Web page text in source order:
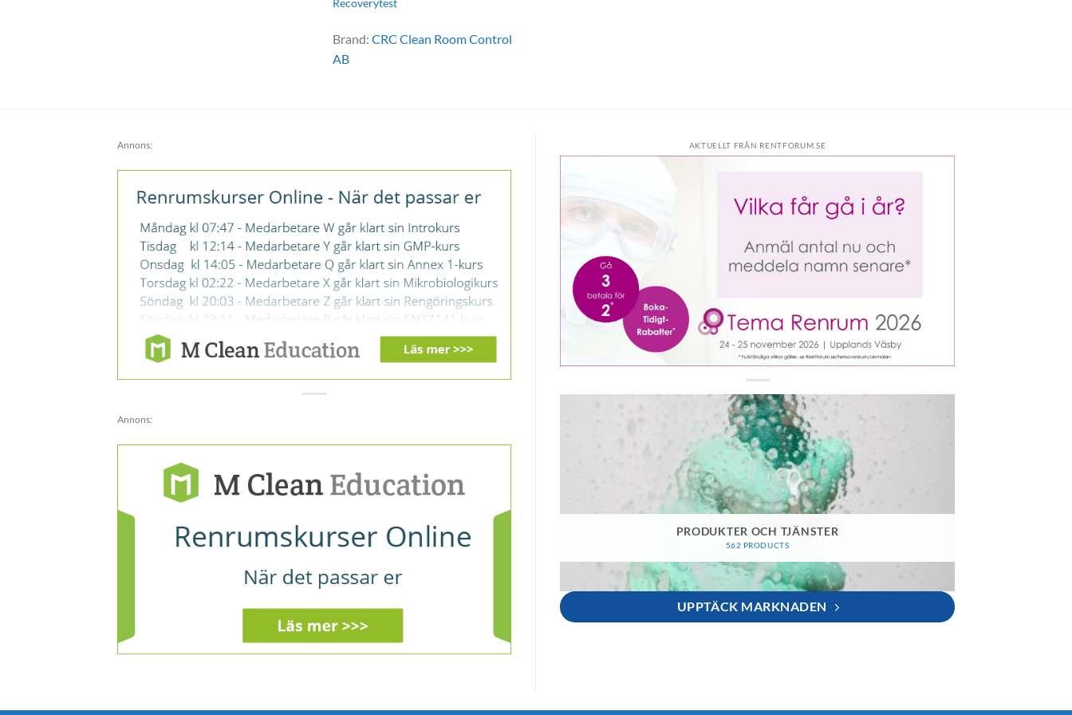
Brand: CRC Clean Room Control
AB
Annons:
Annons:
AKTUELLT FRÅN RENTFORUM.SE
PRODUKTER OCH TJÄNSTER
562 PRODUCTS
UPPTÄCK MARKNADEN